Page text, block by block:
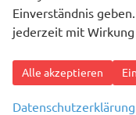
Einverständnis
jederzeit mit
Alle akzeptieren
Datenschutzerklärung